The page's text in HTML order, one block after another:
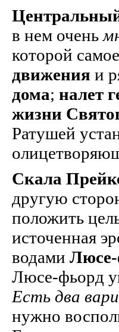
в нем очень
которой
движения и
дома; налет
жизни
Ратушей
Скала
другую
положить
источенная
водами Люсе-
Люсе-фьорд
Есть два
нужно